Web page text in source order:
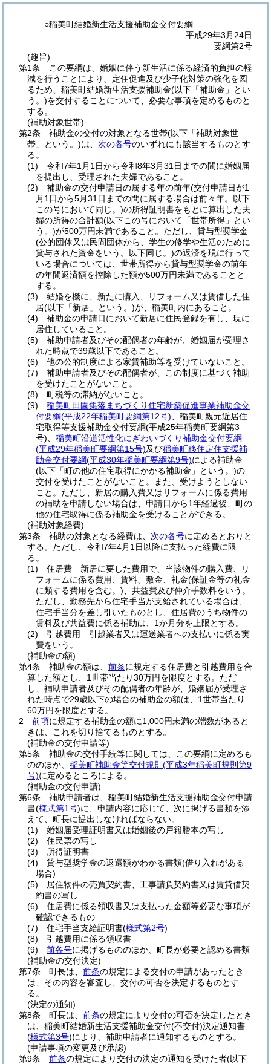
○稲美町結婚新生活支援補助金交付要綱
平成29年3月24日
要綱第2号
(趣旨)
第1条
この要綱は、婚姻に伴う新生活に係る経済的負担の軽
減を行うことにより、定住促進及び少子化対策の強化を図
るため、稲美町結婚新生活支援補助金(以下「補助金」とい
う。)を交付することについて、必要な事項を定めるものと
する。
(補助対象世帯)
第2条
補助金の交付の対象となる世帯(以下「補助対象世
帯」という。)は、 次の各号のいずれにも該当するものとす
る。
(1)
令和7年1月1日から令和8年3月31日までの間に婚姻届
を提出し、受理された夫婦であること。
(2)
補助金の交付申請日の属する年の前年(交付申請日が1
月1日から5月31日までの間に属する場合は前々年。以下
この号において同じ。)の所得証明書をもとに算出した夫
婦の所得の合計額(以下この号において「世帯所得」とい
う。)が500万円未満であること。 ただし、貸与型奨学金
(公的団体又は民間団体から、学生の修学や生活のために
貸与された資金をいう。以下同じ。)の返済を現に行って
いる場合については、世帯所得から貸与型奨学金の前年
の年間返済額を控除した額が500万円未満であることと
する。
(3)
結婚を機に、新たに購入、リフォーム又は賃借した住
居(以下「新居」という。)が、稲美町内にあること。
(4)
補助金の申請日において新居に住民登録を有し、現に
居住していること。
(5)
補助申請者及びその配偶者の年齢が、婚姻届が受理さ
れた時点で39歳以下であること。
(6)
他の公的制度による家賃補助等を受けていないこと。
(7)
補助申請者及びその配偶者が、この制度に基づく補助
を受けたことがないこと。
(8)
町税等の滞納がないこと。
(9)
稲美町田園集落まちづくり住宅新築促進事業補助金交
付要綱(平成22年稲美町要綱第12号) 、稲美町親元近居住
宅取得等支援補助金交付要綱(平成25年稲美町要綱第3
号)
稲美町沿道活性化にぎわいづくり補助金交付要綱
(平成29年稲美町要綱第15号)及び稲美町移住定住支援補
助金交付要綱(平成30年稲美町要綱第9号)による補助金
(以下「町の他の住宅取得にかかる補助金」という。)の
交付を受けたことがないこと。
また、受けようとしない
こと。 ただし、新居の購入費又はリフォームに係る費用
の補助を申請しない場合は、申請日から1年経過後、町の
他の住宅取得に係る補助金を受けることができる。
(補助対象経費)
第3条
補助の対象となる経費は、 次の各号に定めるとおりと
する。 ただし、令和7年4月1日以降に支払った経費に限
る。
(1)
住居費 新居に要した費用で、当該物件の購入費、リ
フォームに係る費用、賃料、敷金、礼金(保証金等の礼金
に類する費用を含む。) 、共益費及び仲介手数料をいう。
ただし、勤務先から住宅手当が支給されている場合は、
住宅手当分を差し引いたものとし、住居費のうち物件の
賃料及び共益費に係る補助は、1か月分を上限とする。
(2)
引越費用 引越業者又は運送業者への支払いに係る実
費をいう。
(補助金の額)
第4条
補助金の額は、 前条に規定する住居費と引越費用を合
算した額とし、1世帯当たり30万円を限度とする。 ただ
し、補助申請者及びその配偶者の年齢が、婚姻届が受理さ
れた時点で29歳以下の場合の補助金の額は、1世帯当たり
60万円を限度とする。
2
前項に規定する補助金の額に1,000円未満の端数があると
きは、これを切り捨てるものとする。
(補助金の交付申請等)
第5条
補助金の交付手続等に関しては、この要綱に定めるも
ののほか、 稲美町補助金等交付規則 (平成3年稲美町規則第9
号)に定めるところによる。
(補助金の交付申請)
第6条
補助申請者は、稲美町結婚新生活支援補助金交付申請
書(様式第1号)に、申請内容に応じて、次に掲げる書類を添
えて、町長に提出しなければならない。
(1)
婚姻届受理証明書又は婚姻後の戸籍謄本の写し
(2)
住民票の写し
(3)
所得証明書
(4)
貸与型奨学金の返還額がわかる書類(借り入れがある
場合)
(5)
居住物件の売買契約書、工事請負契約書又は賃貸借契
約書の写し
(6)
住居費に係る領収書又は支払った金額等必要な事項が
確認できるもの
(7)
住宅手当支給証明書(様式第2号)
(8)
引越費用に係る領収書
(9)
前各号に掲げるもののほか、町長が必要と認める書類
(補助金の交付決定)
第7条
町長は、 前条の規定による交付の申請があったとき
は、その内容を審査し、交付の可否を決定するものとす
る。
(決定の通知)
第8条
町長は、 前条の規定により交付の可否を決定したとき
は、稲美町結婚新生活支援補助金交付(不交付)決定通知書
(様式第3号)により、補助申請者に通知するものとする。
(申請事項の変更及び承認)
第9条
前条の規定により交付の決定の通知を受けた者(以下